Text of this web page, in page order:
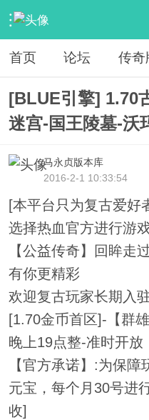
› 传奇服务端区 › 传奇版本
首页 论坛 传奇
[BLUE引擎] 1.70
迷宫-国王陵墓-沃
马永贞版本库
2016-2-1 10:33:54
[本平台只为复古爱好
选择热血官方进行游
【公益传奇】回眸走
有你更精彩
欢迎复古玩家长期入
[1.70金币首区]-【群
晚上19点整-准时开放
【官方承诺】:为保
元宝，每个月30号进
收]